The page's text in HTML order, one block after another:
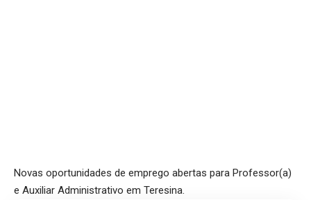
Novas oportunidades de emprego abertas para Professor(a)
e Auxiliar Administrativo em Teresina.